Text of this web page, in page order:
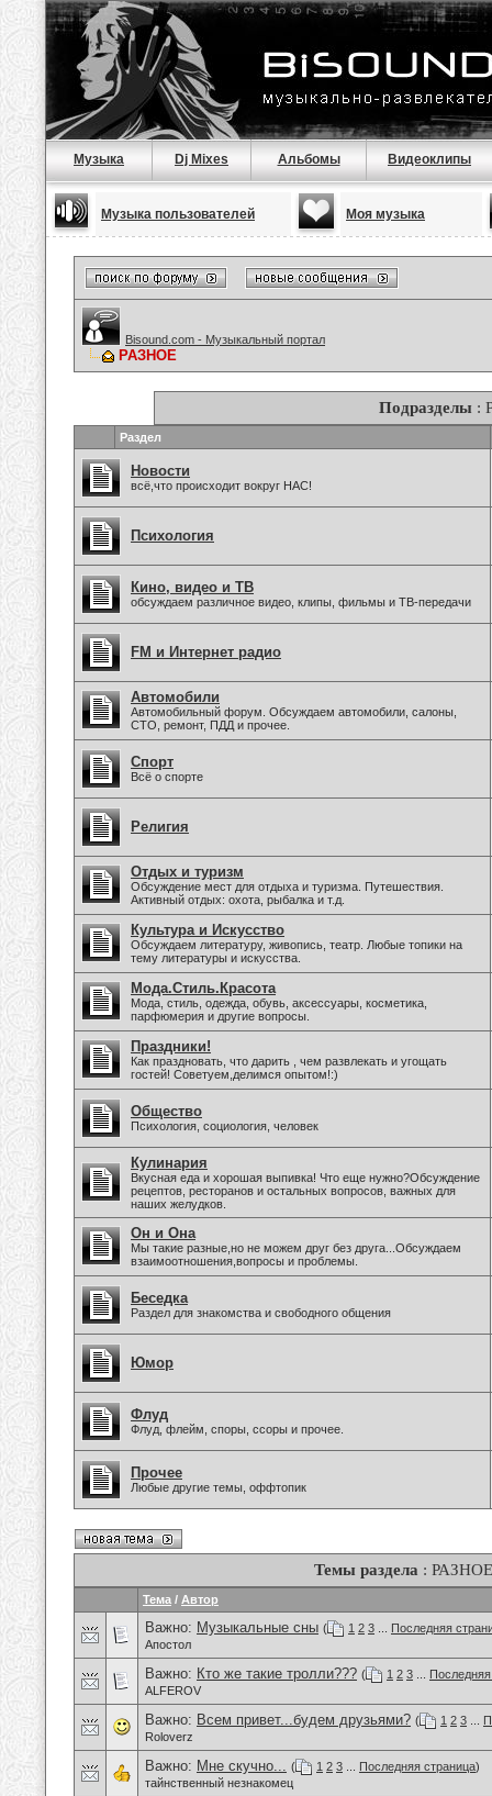
Музыка Dj Mixes Альбомы Видеоклипы
Музыка пользователей Моя музыка
Bisound.com - Музыкальный портал
РАЗНОЕ
Подразделы :
Раздел
Новости
всё,что происходит вокруг НАС!
Психология
Кино, видео и ТВ
обсуждаем различное видео, клипы, фильмы и ТВ-передачи
FM и Интернет радио
Автомобили
Автомобильный форум. Обсуждаем автомобили, салоны,
СТО, ремонт, ПДД и прочее.
Спорт
Всё о спорте
Религия
Отдых и туризм
Обсуждение мест для отдыха и туризма. Путешествия.
Активный отдых: охота, рыбалка и т.д.
Культура и Искусство
Обсуждаем литературу, живопись, театр. Любые топики на
тему литературы и искусства.
Мода.Стиль.Красота
Мода, стиль, одежда, обувь, аксессуары, косметика,
парфюмерия и другие вопросы.
Праздники!
Как праздновать, что дарить , чем развлекать и угощать
гостей! Советуем,делимся опытом!:)
Общество
Психология, социология, человек
Кулинария
Вкусная еда и хорошая выпивка! Что еще нужно?Обсуждение
рецептов, ресторанов и остальных вопросов, важных для
наших желудков.
Он и Она
Мы такие разные,но не можем друг без друга...Обсуждаем
взаимоотношения,вопросы и проблемы.
Беседка
Раздел для знакомства и свободного общения
Юмор
Флуд
Флуд, флейм, споры, ссоры и прочее.
Прочее
Любые другие темы, оффтопик
Темы раздела : РАЗНОЕ
Тема / Автор
Важно: Музыкальные сны ( 1 2 3
Последняя
Апостол
Важно: Кто же такие тролли??? ( 1 2 3
ALFEROV
Важно: Всем привет...будем друзьями? ( 1 2 3
Roloverz
Важно: Мне скучно... ( 1 2 3 Последняя страница)
тайнственный незнакомец